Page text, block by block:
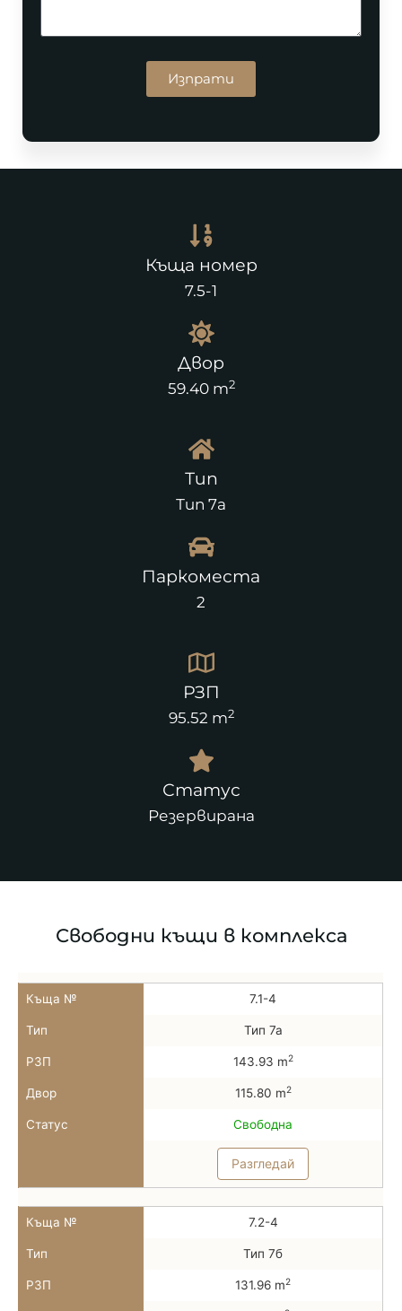
Изпрати
Къща номер
7.5-1
Двор
59.40 m2
Тип
Тип 7а
Паркоместа
2
РЗП
95.52 m2
Статус
Резервирана
Свободни къщи в комплекса
Къща № 7.1-4
Тип Тип 7а
РЗП 143.93 m2
Двор 115.80 m2
Статус Свободна
Разгледай
Къща № 7.2-4
Тип Тип 7б
РЗП 131.96 m2